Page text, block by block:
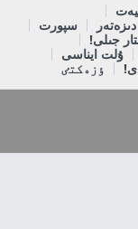
دىزەتەر
سپورت
جىلى!
ۇلت ايناسى
ٶزەكتٸ